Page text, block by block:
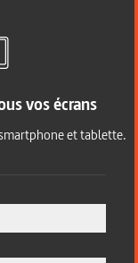
vos écrans
et tablette.